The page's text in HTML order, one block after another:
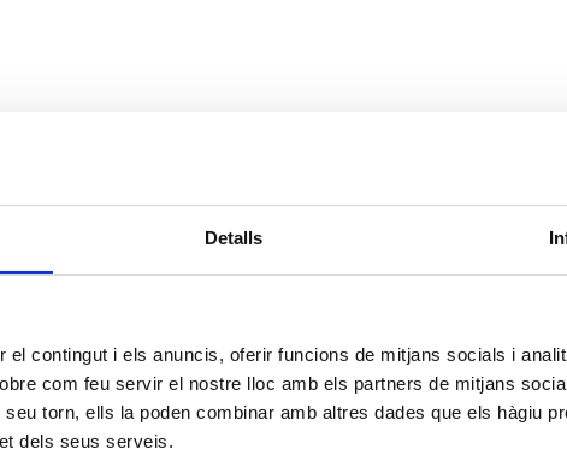
Detalls
el contingut i els anuncis, oferir funcions de mitjans socials i
com feu servir el nostre lloc amb els partners de mitjans
torn, ells la poden combinar amb altres dades que els hàgiu
dels seus serveis.